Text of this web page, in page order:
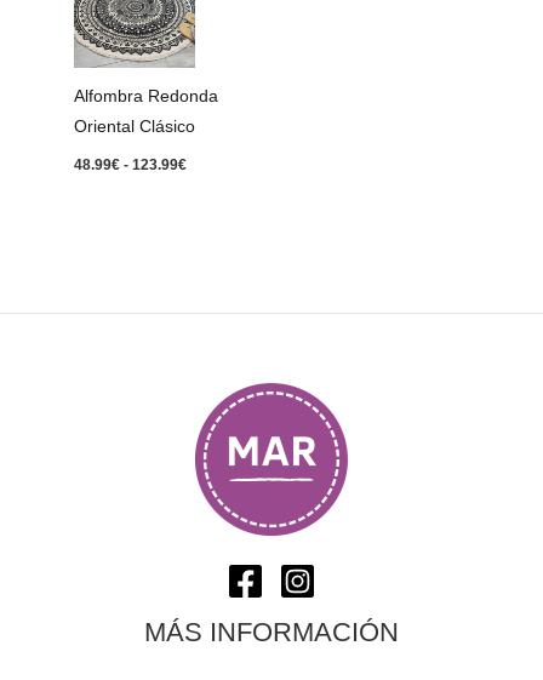
Alfombra Redonda
Oriental Clásico
48.99€ - 123.99€
desde
48.99€
hasta
123.99€
MÁS INFORMACIÓN